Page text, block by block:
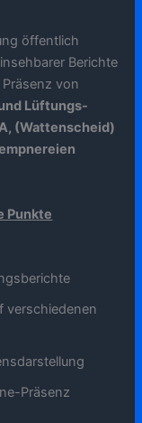
öffentlich
Berichte
von
Lüftungs-
(Wattenscheid)
Punkte
verschiedenen
Präsenz